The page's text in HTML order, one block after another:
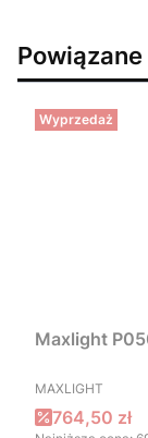
Wyprzedaż
Maxlight
PRODUCENT
MAXLIGHT
Cena
764,50 zł